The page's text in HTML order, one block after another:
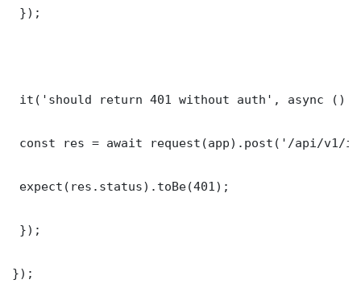
});
it('should return 401 without auth', async ()
const res = await request(app).post('/api/v1/
expect(res.status).toBe(401);
});
});